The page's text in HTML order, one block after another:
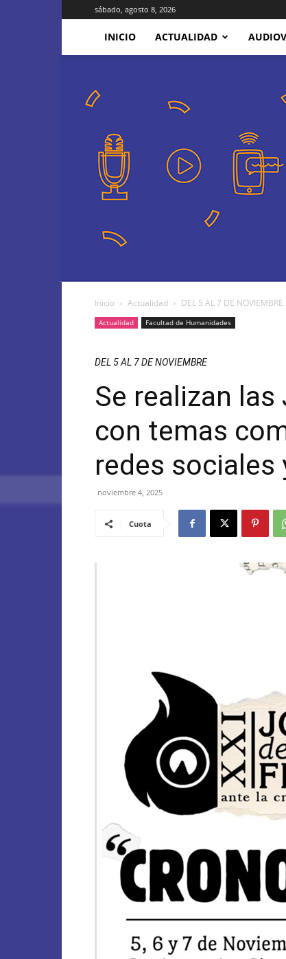
sábado, agosto 8, 2026
INICIO ACTUALIDAD
Inicio Actualidad DEL 5 AL 7 DE
Actualidad Facultad de Humanidades
DEL 5 AL 7 DE NOVIEMBRE
Se realizan
con temas
redes sociales
noviembre 4, 2025
Cuota